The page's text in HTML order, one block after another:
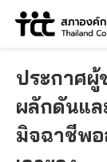
Skip
ประกาศผู้
ผลักดันแล
มิจฉาชีพอ